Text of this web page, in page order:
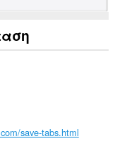
save-tabs.html